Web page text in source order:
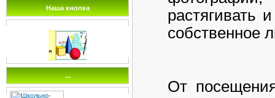
Наша кнопка
...
растягивать
собственное
От